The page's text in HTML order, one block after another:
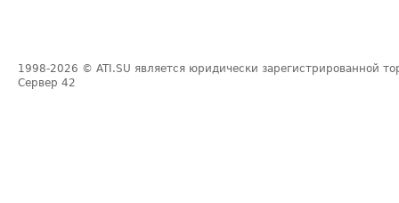
1998-2026 © ATI.SU является юридически зарегистрированной
Сервер 42